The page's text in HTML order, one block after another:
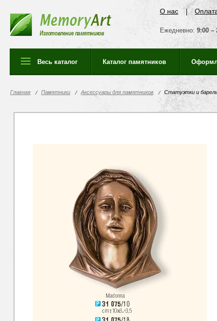
Изготовление памятников
О нас
Ежедневно: 9:00 –
Весь каталог Каталог памятников
Главная Памятники Аксессуары для памятников Статуэтки и